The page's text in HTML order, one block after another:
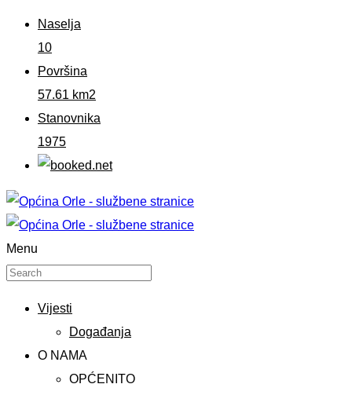
Naselja
10
Površina
57.61 km2
Stanovnika
1975
Menu
Vijesti
Događanja
O NAMA
OPĆENITO